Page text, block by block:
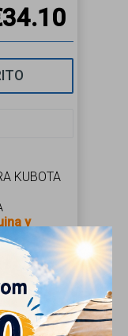
KUBOTA
y
Kubota
es la
y el
están
máquina.